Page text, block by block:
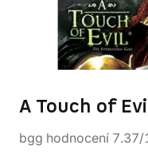
A Touch of
bgg hodnocení 7.37/